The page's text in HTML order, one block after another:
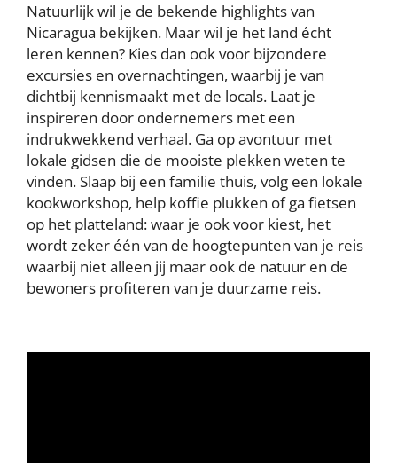
Natuurlijk wil je de bekende highlights van
Nicaragua bekijken. Maar wil je het land écht
leren kennen? Kies dan ook voor bijzondere
excursies en overnachtingen, waarbij je van
dichtbij kennismaakt met de locals. Laat je
inspireren door ondernemers met een
indrukwekkend verhaal. Ga op avontuur met
lokale gidsen die de mooiste plekken weten te
vinden. Slaap bij een familie thuis, volg een lokale
kookworkshop, help koffie plukken of ga fietsen
op het platteland: waar je ook voor kiest, het
wordt zeker één van de hoogtepunten van je reis
waarbij niet alleen jij maar ook de natuur en de
bewoners profiteren van je duurzame reis.